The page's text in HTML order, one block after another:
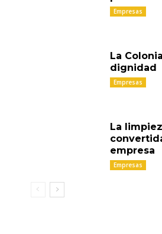
Empresas
La
dignidad
Empresas
La
empresa
Empresas